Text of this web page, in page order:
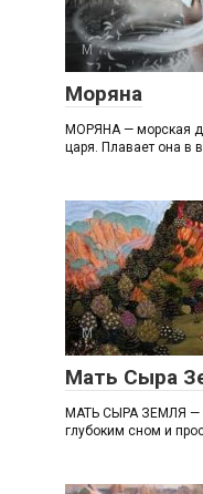
М
Моряна
МОРЯНА — морская
царя. Плавает она в
М
Мать Сыра
МАТЬ СЫРА ЗЕМЛЯ —
глубоким сном и